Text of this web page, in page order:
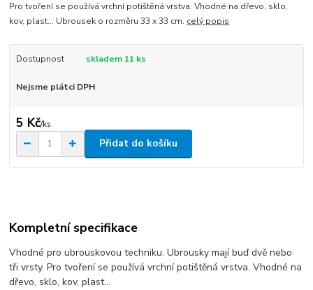
Pro tvoření se používá vrchní potištěná vrstva. Vhodné na dřevo, sklo,
kov, plast... Ubrousek o rozměru 33 x 33 cm. celý popis
Dostupnost skladem 11 ks
Nejsme plátci DPH
5 Kč/ks
Přidat do košíku
Kompletní specifikace
Vhodné pro ubrouskovou techniku. Ubrousky mají buď dvě nebo
tři vrsty. Pro tvoření se používá vrchní potištěná vrstva. Vhodné na
dřevo, sklo, kov, plast...